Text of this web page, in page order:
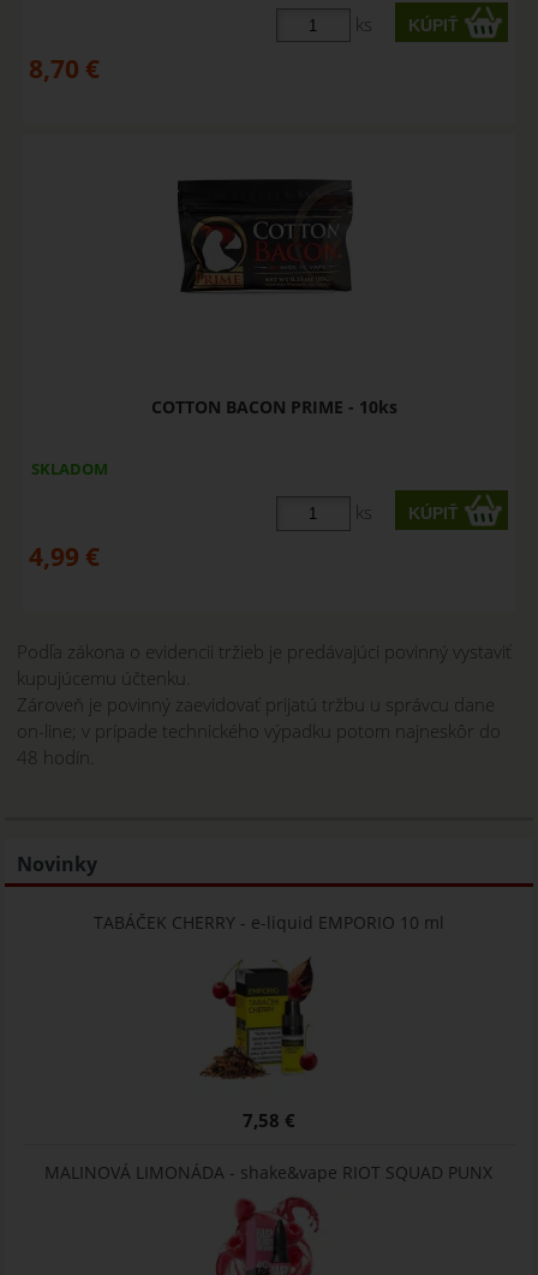
ks
8,70 €
COTTON BACON PRIME - 10ks
SKLADOM
ks
4,99 €
Podľa zákona o evidencii tržieb je predávajúci povinný vystaviť
kupujúcemu účtenku.
Zároveň je povinný zaevidovať prijatú tržbu u správcu dane
on-
line; v prípade technického výpadku potom najneskôr do
48
hodín.
Novinky
TABÁČEK CHERRY - e-liquid EMPORIO 10 ml
7,58 €
MALINOVÁ LIMONÁDA - shake&vape RIOT SQUAD PUNX